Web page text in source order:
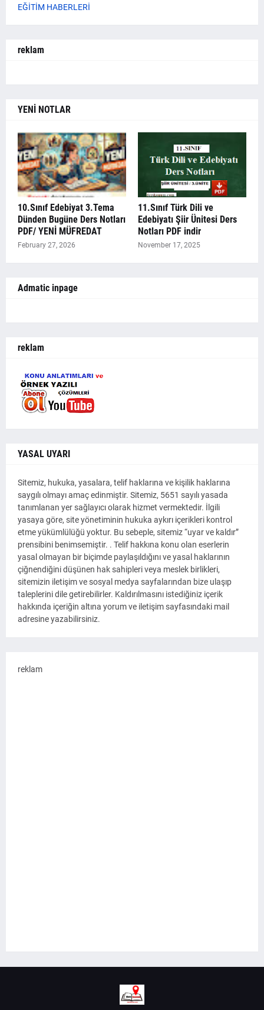
EĞİTİM HABERLERİ
reklam
YENİ NOTLAR
10.Sınıf Edebiyat 3.Tema
Dünden Bugüne Ders Notları
PDF/ YENİ MÜFREDAT
February 27, 2026
11.Sınıf Türk Dili ve
Edebiyatı Şiir Ünitesi Ders
Notları PDF indir
November 17, 2025
Admatic inpage
reklam
YASAL UYARI
Sitemiz, hukuka, yasalara, telif haklarına ve kişilik haklarına
saygılı olmayı amaç edinmiştir. Sitemiz, 5651 sayılı yasada
tanımlanan yer sağlayıcı olarak hizmet vermektedir. İlgili
yasaya göre, site yönetiminin hukuka aykırı içerikleri kontrol
etme yükümlülüğü yoktur. Bu sebeple, sitemiz “uyar ve kaldır”
prensibini benimsemiştir. . Telif hakkına konu olan eserlerin
yasal olmayan bir biçimde paylaşıldığını ve yasal haklarının
çiğnendiğini düşünen hak sahipleri veya meslek birlikleri,
sitemizin iletişim ve sosyal medya sayfalarından bize ulaşıp
taleplerini dile getirebilirler. Kaldırılmasını istediğiniz içerik
hakkında içeriğin altına yorum ve iletişim sayfasındaki mail
adresine yazabilirsiniz.
reklam